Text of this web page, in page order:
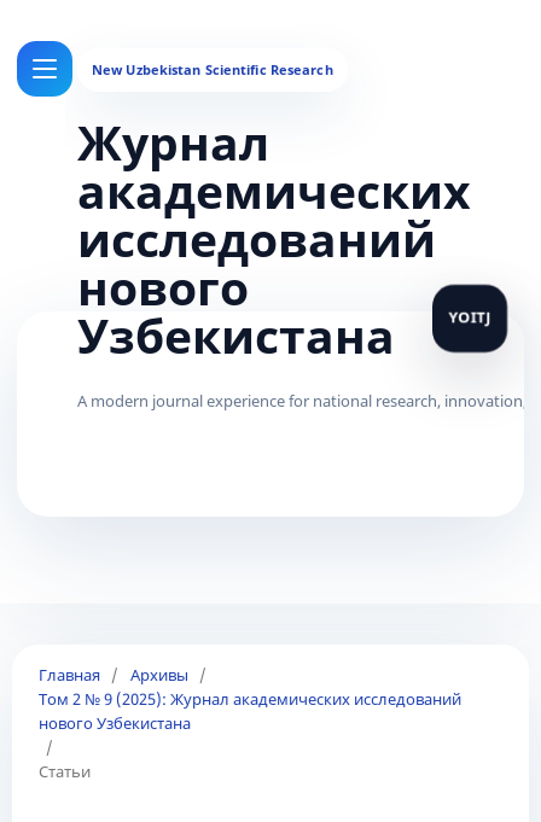
Журнал
академических
исследований
нового
Узбекистана
Главная / Архивы
/
Том 2 № 9 (2025): Журнал академических исследований
нового Узбекистана
/
Статьи